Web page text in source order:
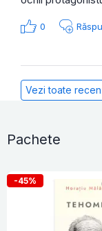
0
Vezi toate
Pachete
-45%